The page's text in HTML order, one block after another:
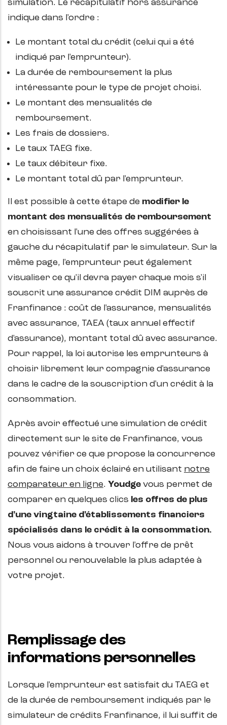
simulation. Le récapitulatif hors assurance
indique dans l'ordre :
Le montant total du crédit (celui qui a été
indiqué par l'emprunteur).
La durée de remboursement la plus
intéressante pour le type de projet choisi.
Le montant des mensualités de
remboursement.
Les frais de dossiers.
Le taux TAEG fixe.
Le taux débiteur fixe.
Le montant total dû par l'emprunteur.
Il est possible à cette étape de modifier le
montant des mensualités de remboursement
en choisissant l'une des offres suggérées à
gauche du récapitulatif par le simulateur. Sur la
même page, l'emprunteur peut également
visualiser ce qu'il devra payer chaque mois s'il
souscrit une assurance crédit DIM auprès de
Franfinance : coût de l'assurance, mensualités
avec assurance, TAEA (taux annuel effectif
d'assurance), montant total dû avec assurance.
Pour rappel, la loi autorise les emprunteurs à
choisir librement leur compagnie d'assurance
dans le cadre de la souscription d'un crédit à la
consommation.
Après avoir effectué une simulation de crédit
directement sur le site de Franfinance, vous
pouvez vérifier ce que propose la concurrence
afin de faire un choix éclairé en utilisant notre
comparateur en ligne. Youdge vous permet de
comparer en quelques clics les offres de plus
d'une vingtaine d'établissements financiers
spécialisés dans le crédit à la consommation.
Nous vous aidons à trouver l'offre de prêt
personnel ou renouvelable la plus adaptée à
votre projet.
Remplissage des
informations personnelles
Lorsque l'emprunteur est satisfait du TAEG et
de la durée de remboursement indiqués par le
simulateur de crédits Franfinance, il lui suffit de